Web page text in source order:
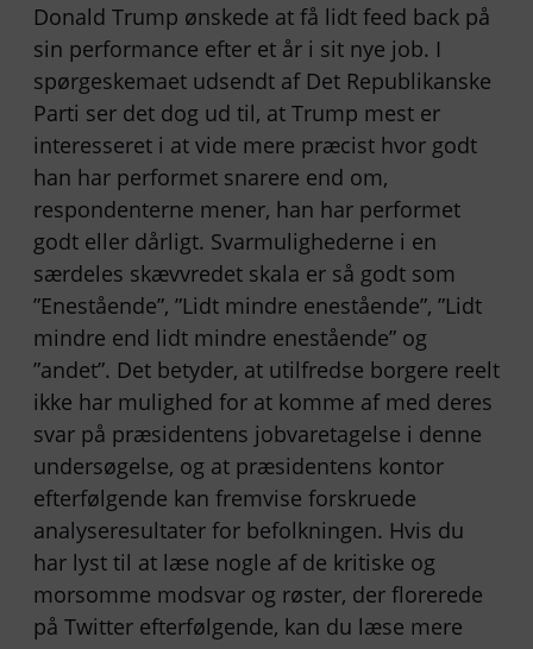
Donald Trump ønskede at få lidt feed back på
sin performance efter et år i sit nye job. I
spørgeskemaet udsendt af Det Republikanske
Parti ser det dog ud til, at Trump mest er
interesseret i at vide mere præcist hvor godt
han har performet snarere end om,
respondenterne mener, han har performet
godt eller dårligt. Svarmulighederne i en
særdeles skævvredet skala er så godt som
”Enestående”, ”Lidt mindre enestående”, ”Lidt
mindre end lidt mindre enestående” og
”andet”. Det betyder, at utilfredse borgere reelt
ikke har mulighed for at komme af med deres
svar på præsidentens jobvaretagelse i denne
undersøgelse, og at præsidentens kontor
efterfølgende kan fremvise forskruede
analyseresultater for befolkningen. Hvis du
har lyst til at læse nogle af de kritiske og
morsomme modsvar og røster, der florerede
på Twitter efterfølgende, kan du læse mere